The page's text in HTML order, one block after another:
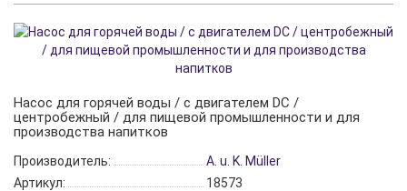
Насос для горячей воды / с двигателем DC /
центробежный / для пищевой промышленности и для
производства напитков
Производитель:
A. u. K. Müller
Артикул:
18573